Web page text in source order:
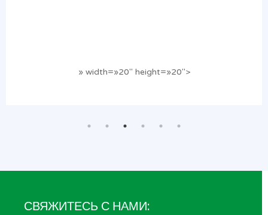
» width=»20″ height=»20″>
СВЯЖИТЕСЬ С НАМИ: